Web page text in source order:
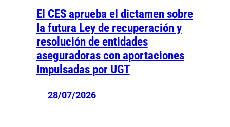
El CES aprueba el dictamen sobre
la futura Ley de recuperación y
resolución de entidades
aseguradoras con aportaciones
impulsadas por UGT
28/07/2026